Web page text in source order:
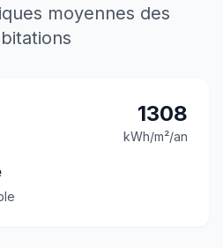
moyennes des
1308
kWh/m²/an